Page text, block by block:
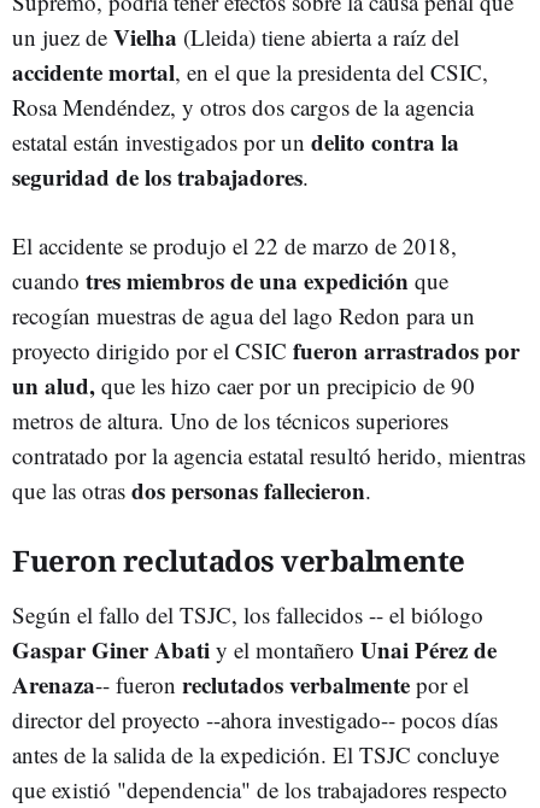
un juez de Vielha (Lleida) tiene abierta a raíz del
accidente mortal, en el que la presidenta del CSIC,
Rosa Mendéndez, y otros dos cargos de la agencia
estatal están investigados por un delito contra la
seguridad de los trabajadores.
El accidente se produjo el 22 de marzo de 2018,
cuando tres miembros de una expedición que
recogían muestras de agua del lago Redon para un
proyecto dirigido por el CSIC fueron arrastrados por
un alud, que les hizo caer por un precipicio de 90
metros de altura. Uno de los técnicos superiores
contratado por la agencia estatal resultó herido, mientras
que las otras dos personas fallecieron.
Fueron reclutados verbalmente
Según el fallo del TSJC, los fallecidos -- el biólogo
Gaspar Giner Abati y el montañero Unai Pérez de
Arenaza-- fueron reclutados verbalmente por el
director del proyecto --ahora investigado-- pocos días
antes de la salida de la expedición. El TSJC concluye
que existió "dependencia" de los trabajadores respecto